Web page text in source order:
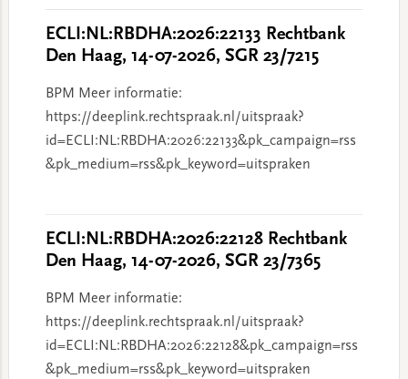
ECLI:NL:RBDHA:2026:22133 Rechtbank
Den Haag, 14-07-2026, SGR 23/7215
BPM Meer informatie:
https://deeplink.rechtspraak.nl/uitspraak?
id=ECLI:NL:RBDHA:2026:22133&pk_campaign=rss
&pk_medium=rss&pk_keyword=uitspraken
ECLI:NL:RBDHA:2026:22128 Rechtbank
Den Haag, 14-07-2026, SGR 23/7365
BPM Meer informatie:
https://deeplink.rechtspraak.nl/uitspraak?
id=ECLI:NL:RBDHA:2026:22128&pk_campaign=rss
&pk_medium=rss&pk_keyword=uitspraken